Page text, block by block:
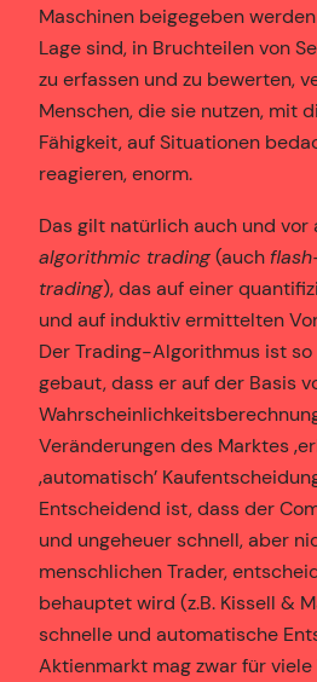
Maschinen beigegeben
Lage sind, in Bruchteilen von
zu erfassen und zu bewerten,
Menschen, die sie nutzen, mit
Fähigkeit, auf Situationen
reagieren, enorm.
Das gilt natürlich auch und vor
algorithmic trading(auch
trading), das auf einer
und auf induktiv ermittelten
Der Trading-Algorithmus ist
gebaut, dass er auf der Basis
Veränderungen des Marktes
‚automatisch’
Entscheidend ist, dass der
und ungeheuer schnell, aber
menschlichen Trader,
behauptet wird (z.B. Kissell &
schnelle und automatische
Aktienmarkt mag zwar für